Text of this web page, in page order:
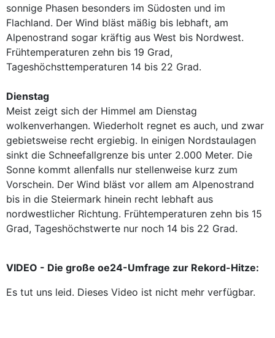
sonnige Phasen besonders im Südosten und im
Flachland. Der Wind bläst mäßig bis lebhaft, am
Alpenostrand sogar kräftig aus West bis Nordwest.
Frühtemperaturen zehn bis 19 Grad,
Tageshöchsttemperaturen 14 bis 22 Grad.
Dienstag
Meist zeigt sich der Himmel am Dienstag
wolkenverhangen. Wiederholt regnet es auch, und zwar
gebietsweise recht ergiebig. In einigen Nordstaulagen
sinkt die Schneefallgrenze bis unter 2.000 Meter. Die
Sonne kommt allenfalls nur stellenweise kurz zum
Vorschein. Der Wind bläst vor allem am Alpenostrand
bis in die Steiermark hinein recht lebhaft aus
nordwestlicher Richtung. Frühtemperaturen zehn bis 15
Grad, Tageshöchstwerte nur noch 14 bis 22 Grad.
VIDEO - Die große oe24-Umfrage zur Rekord-Hitze:
Es tut uns leid. Dieses Video ist nicht mehr verfügbar.